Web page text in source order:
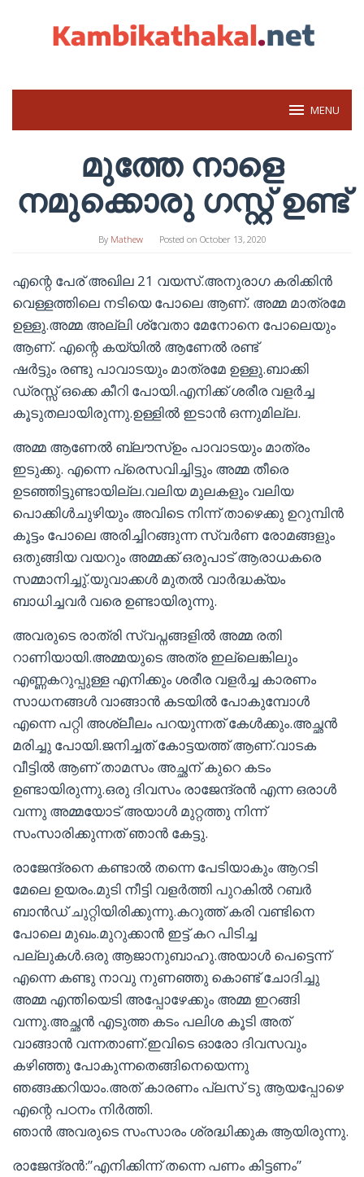
MENU
മുത്തേ നാളെ
നമുക്കൊരു ഗസ്റ്റ് ഉണ്ട്
By Mathew Posted on October 13, 2020
എന്റെ പേര് അഖില 21 വയസ്.അനുരാഗ കരിക്കിൻ
വെള്ളത്തിലെ നടിയെ പോലെ ആണ്. അമ്മ മാത്രമേ
ഉള്ളു.അമ്മ അല്ലി ശ്വേതാ മേനോനെ പോലെയും
ആണ്. എന്റെ കയ്യിൽ ആണേൽ രണ്ട്
ഷർട്ടും രണ്ടു പാവാടയും മാത്രമേ ഉള്ളു.ബാക്കി
ഡ്രസ്സ് ഒക്കെ കീറി പോയി.എനിക്ക് ശരീര വളർച്ച
കൂടുതലായിരുന്നു.ഉള്ളിൽ ഇടാൻ ഒന്നുമില്ല.
അമ്മ ആണേൽ ബ്ലൗസ്ഉം പാവാടയും മാത്രം
ഇടുക്കു. എന്നെ പ്രെസവിച്ചിട്ടും അമ്മ തീരെ
ഉടഞ്ഞിട്ടുണ്ടായില്ല.വലിയ മുലകളും വലിയ
പൊക്കിൾചുഴിയും അവിടെ നിന്ന് താഴെക്കു ഉറുമ്പിൻ
കൂട്ടം പോലെ അരിച്ചിറങ്ങുന്ന സ്വർണ രോമങ്ങളും
ഒതുങ്ങിയ വയറും അമ്മക്ക് ഒരുപാട് ആരാധകരെ
സമ്മാനിച്ചു്.യുവാക്കൾ മുതൽ വാർദ്ധക്യം
ബാധിച്ചവർ വരെ ഉണ്ടായിരുന്നു.
അവരുടെ രാത്രി സ്വപ്നങ്ങളിൽ അമ്മ രതി
റാണിയായി.അമ്മയുടെ അത്ര ഇല്ലെങ്കിലും
എണ്ണകറുപ്പുള്ള എനിക്കും ശരീര വളർച്ച കാരണം
സാധനങ്ങൾ വാങ്ങാൻ കടയിൽ പോകുമ്പോൾ
എന്നെ പറ്റി അശ്ലീലം പറയുന്നത് കേൾക്കും.അച്ഛൻ
മരിച്ചു പോയി.ജനിച്ചത് കോട്ടയത്ത് ആണ്.വാടക
വീട്ടിൽ ആണ് താമസം അച്ഛന് കുറെ കടം
ഉണ്ടായിരുന്നു.ഒരു ദിവസം രാജേന്ദ്രൻ എന്ന ഒരാൾ
വന്നു അമ്മയോട് അയാൾ മുറ്റത്തു നിന്ന്
സംസാരിക്കുന്നത് ഞാൻ കേട്ടു.
രാജേന്ദ്രനെ കണ്ടാൽ തന്നെ പേടിയാകും ആറടി
മേലെ ഉയരം.മുടി നീട്ടി വളർത്തി പുറകിൽ റബർ
ബാൻഡ് ചുറ്റിയിരിക്കുന്നു.കറുത്ത് കരി വണ്ടിനെ
പോലെ മുഖം.മുറുക്കാൻ ഇട്ട് കറ പിടിച്ച
പല്ലുകൾ.ഒരു ആജാനുബാഹു.അയാൾ പെട്ടെന്ന്
എന്നെ കണ്ടു നാവു നുണഞ്ഞു കൊണ്ട് ചോദിച്ചു
അമ്മ എന്തിയെടി അപ്പോഴേക്കും അമ്മ ഇറങ്ങി
വന്നു.അച്ഛൻ എടുത്ത കടം പലിശ കൂടി അത്
വാങ്ങാൻ വന്നതാണ്.ഇവിടെ ഓരോ ദിവസവും
കഴിഞ്ഞു പോകുന്നതെങ്ങിനെയെന്നു
ഞങ്ങക്കറിയാം.അത് കാരണം പ്ലസ് ടു ആയപ്പോഴെ
എന്റെ പഠനം നിർത്തി.
ഞാൻ അവരുടെ സംസാരം ശ്രദ്ധിക്കുക ആയിരുന്നു.
രാജേന്ദ്രൻ:”എനിക്കിന്ന് തന്നെ പണം കിട്ടണം”